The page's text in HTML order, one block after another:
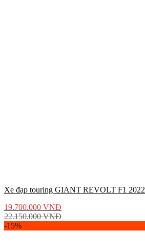
Xe đạp touring GIANT REVOLT F1 2022
19.700.000 VNĐ
22.150.000VNĐ
-15%